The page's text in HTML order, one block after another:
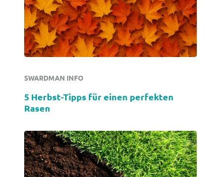
SWARDMAN INFO
5 Herbst-Tipps für einen perfekten
Rasen